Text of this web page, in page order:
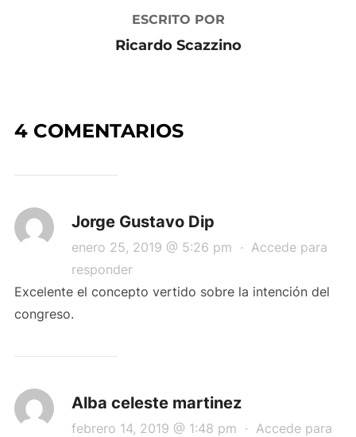
ESCRITO POR
Ricardo Scazzino
4 COMENTARIOS
Jorge Gustavo Dip
enero 25, 2019 @ 5:26 pm · Accede para
responder
Excelente el concepto vertido sobre la intención del
congreso.
Alba celeste martinez
febrero 14, 2019 @ 1:48 pm · Accede para